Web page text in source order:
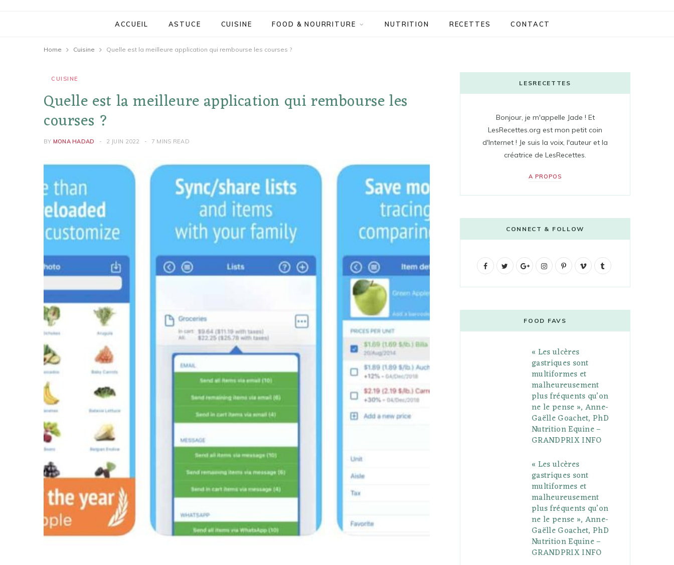
ACCUEIL ASTUCE CUISINE FOOD & NOURRITURE NUTRITION RECETTES CONTACT
Home Cuisine Quelle est la meilleure application qui rembourse les courses ?
CUISINE
Quelle est la meilleure application qui rembourse les
courses ?
BY MONA HADAD 2 JUIN 2022 7 MINS READ
LESRECETTES
Bonjour, je m'appelle Jade ! Et
LesRecettes.org est mon petit coin
d'Internet ! Je suis la voix, l'auteur et la
créatrice de LesRecettes.
A PROPOS
CONNECT & FOLLOW
F
b
t
G
g
l
e
P
u
s
I
t
a
g
r
a
P
e
r
e
s
V
o
l
FOOD FAVS
« Les ulcères
gastriques sont
multiformes et
malheureusement
plus fréquents qu’on
ne le pense », Anne-
Gaëlle Goachet, PhD
Nutrition Equine –
GRANDPRIX INFO
« Les ulcères
gastriques sont
multiformes et
malheureusement
plus fréquents qu’on
ne le pense », Anne-
Gaëlle Goachet, PhD
Nutrition Equine –
GRANDPRIX INFO